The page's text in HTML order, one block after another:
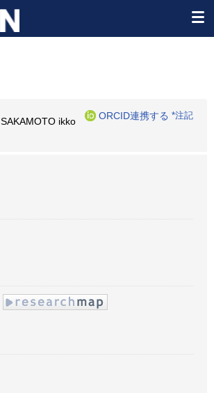
SAKAMOTO ikko
ORCID連携する *注記